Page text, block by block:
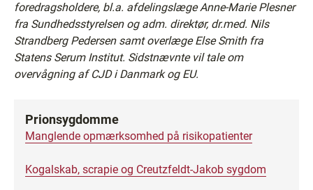
foredragsholdere, bl.a. afdelingslæge Anne-Marie Plesner
fra Sundhedsstyrelsen og adm. direktør, dr.med. Nils
Strandberg Pedersen samt overlæge Else Smith fra
Statens Serum Institut. Sidstnævnte vil tale om
overvågning af CJD i Danmark og EU.
Prionsygdomme
Manglende opmærksomhed på risikopatienter
Kogalskab, scrapie og Creutzfeldt-Jakob sygdom